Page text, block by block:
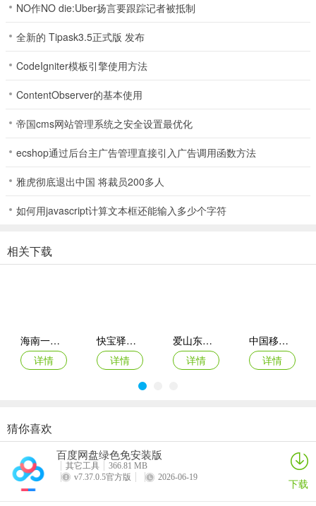
NO作NO die:Uber扬言要跟踪记者被抵制
全新的 Tipask3.5正式版 发布
CodeIgniter模板引擎使用方法
ContentObserver的基本使用
帝国cms网站管理系统之安全设置最优化
ecshop通过后台主广告管理直接引入广告调用函数方法
雅虎彻底退出中国 将裁员200多人
如何用javascript计算文本框还能输入多少个字符
相关下载
海南一卡通iOS
详情
快宝驿站苹果版
详情
爱山东苹果版
详情
中国移动福建app苹果版(八闽生活)
详情
爱抢购ios版
详情
拍机堂ios版
详情
百合生活ios版
麦当劳苹果手机版
猜你喜欢
百度网盘绿色免安装版
其它工具
366.81 MB
v7.37.0.5官方版
2026-06-19 下载